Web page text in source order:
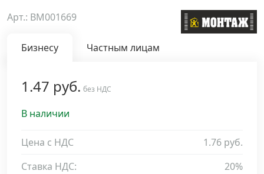
Уценка
Анкерная техника
Дюбельная техника
Арт.: BM001669
Бизнесу Частным лицам
1.47 руб. без НДС
В наличии
Цена с НДС
1.76 руб.
Ставка НДС:
20%